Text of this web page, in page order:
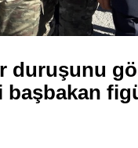
duruşunu
başbakan